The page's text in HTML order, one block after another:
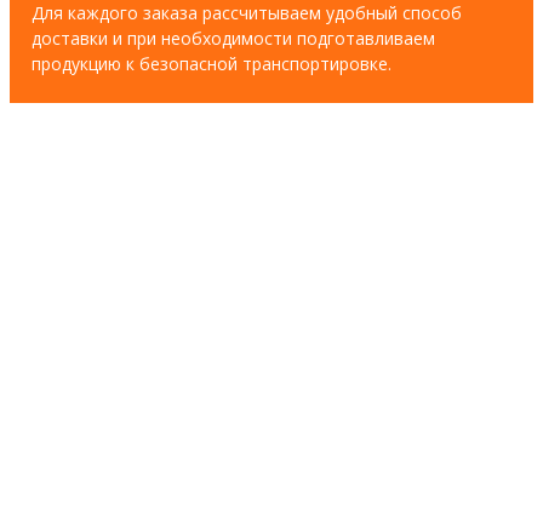
Для каждого заказа рассчитываем удобный способ
доставки и при необходимости подготавливаем
продукцию к безопасной транспортировке.